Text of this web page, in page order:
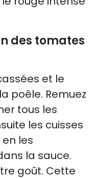
des tomates
et le
poêle. Remuez
tous les
les cuisses
les
la sauce.
goût. Cette